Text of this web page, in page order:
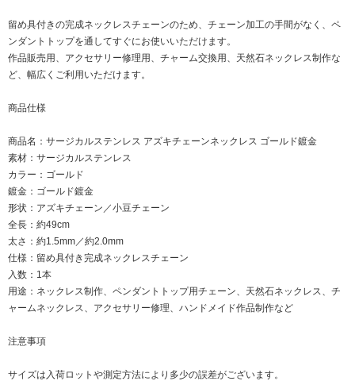
留め具付きの完成ネックレスチェーンのため、チェーン加工の手間がなく、ペ
ンダントトップを通してすぐにお使いいただけます。
作品販売用、アクセサリー修理用、チャーム交換用、天然石ネックレス制作な
ど、幅広くご利用いただけます。
商品仕様
商品名：サージカルステンレス アズキチェーンネックレス ゴールド鍍金
素材：サージカルステンレス
カラー：ゴールド
鍍金：ゴールド鍍金
形状：アズキチェーン／小豆チェーン
全長：約49cm
太さ：約1.5mm／約2.0mm
仕様：留め具付き完成ネックレスチェーン
入数：1本
用途：ネックレス制作、ペンダントトップ用チェーン、天然石ネックレス、チ
ャームネックレス、アクセサリー修理、ハンドメイド作品制作など
注意事項
サイズは入荷ロットや測定方法により多少の誤差がございます。